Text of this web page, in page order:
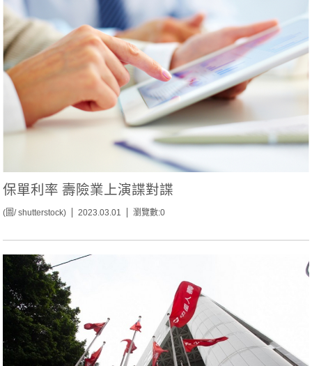
保單利率 壽險業上演諜對諜
(圖/ shutterstock) 2023.03.01 瀏覽數:0